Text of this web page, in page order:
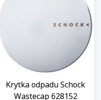
Krytka odpadu Schock
Wastecap 628152